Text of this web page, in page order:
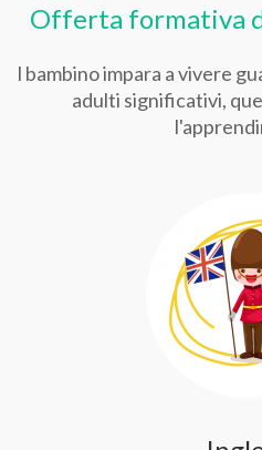
Offerta formativa
l bambino impara a vivere
adulti significativi,